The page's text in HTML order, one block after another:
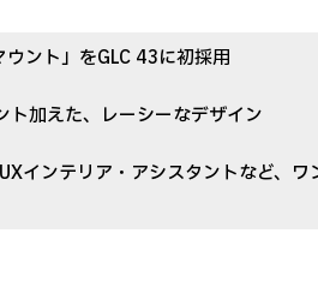
ウント」をGLC 43に初採用
ト加えた、レーシーなデザイン
インテリア・アシスタントなど、